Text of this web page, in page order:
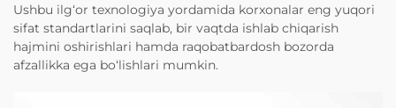
Ushbu ilg‘or texnologiya yordamida korxonalar eng yuqori
sifat standartlarini saqlab, bir vaqtda ishlab chiqarish
hajmini oshirishlari hamda raqobatbardosh bozorda
afzallikka ega bo‘lishlari mumkin.